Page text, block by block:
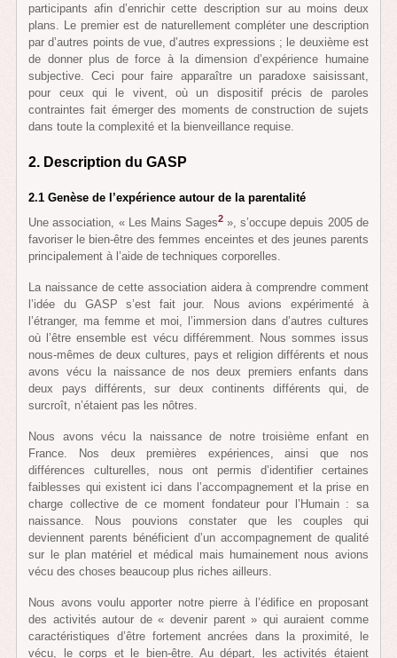
participants afin d’enrichir cette description sur au moins deux
plans. Le premier est de naturellement compléter une description
par d’autres points de vue, d’autres expressions ; le deuxième est
de donner plus de force à la dimension d’expérience humaine
subjective. Ceci pour faire apparaître un paradoxe saisissant,
pour ceux qui le vivent, où un dispositif précis de paroles
contraintes fait émerger des moments de construction de sujets
dans toute la complexité et la bienveillance requise.
2. Description du GASP
2.1 Genèse de l’expérience autour de la parentalité
Une association, « Les Mains Sages2 », s’occupe depuis 2005 de
favoriser le bien-être des femmes enceintes et des jeunes parents
principalement à l’aide de techniques corporelles.
La naissance de cette association aidera à comprendre comment
l’idée du GASP s’est fait jour. Nous avions expérimenté à
l’étranger, ma femme et moi, l’immersion dans d’autres cultures
où l’être ensemble est vécu différemment. Nous sommes issus
nous-mêmes de deux cultures, pays et religion différents et nous
avons vécu la naissance de nos deux premiers enfants dans
deux pays différents, sur deux continents différents qui, de
surcroît, n’étaient pas les nôtres.
Nous avons vécu la naissance de notre troisième enfant en
France. Nos deux premières expériences, ainsi que nos
différences culturelles, nous ont permis d’identifier certaines
faiblesses qui existent ici dans l’accompagnement et la prise en
charge collective de ce moment fondateur pour l’Humain : sa
naissance. Nous pouvions constater que les couples qui
deviennent parents bénéficient d’un accompagnement de qualité
sur le plan matériel et médical mais humainement nous avions
vécu des choses beaucoup plus riches ailleurs.
Nous avons voulu apporter notre pierre à l’édifice en proposant
des activités autour de « devenir parent » qui auraient comme
caractéristiques d’être fortement ancrées dans la proximité, le
vécu, le corps et le bien-être. Au départ, les activités étaient